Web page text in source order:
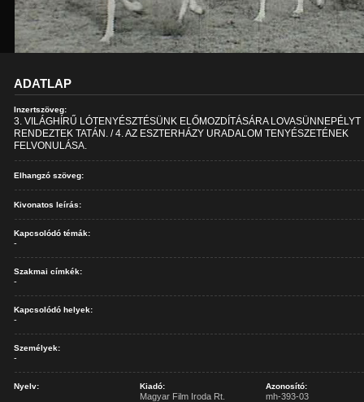
ADATLAP
Inzertszöveg:
3. VILÁGHÍRŰ LÓTENYÉSZTÉSÜNK ELŐMOZDÍTÁSÁRA LOVASÜNNEPÉLYT
RENDEZTEK TATÁN. / 4. AZ ESZTERHÁZY URADALOM TENYÉSZETÉNEK
FELVONULÁSA.
Elhangzó szöveg:
Kivonatos leírás:
Kapcsolódó témák:
-
Szakmai címkék:
-
Kapcsolódó helyek:
-
Személyek:
-
Nyelv: Kiadó:
Magyar Film Iroda Rt.
Azonosító:
mh-393-03